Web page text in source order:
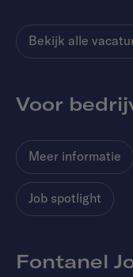
Bekijk alle
Voor
Meer informatie
Job spotlight
Fontanel